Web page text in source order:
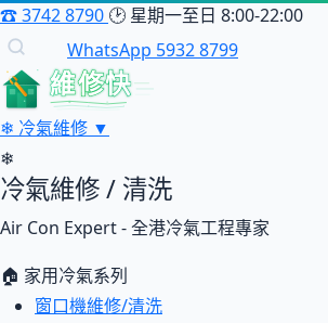
☎3742 8790 🕑 星期一至日 8:00-22:00
WhatsApp 5932 8799
維修快
❄ 冷氣維修 ▼
❄
冷氣維修 / 清洗
Air Con Expert - 全港冷氣工程專家
🏠 家用冷氣系列
窗口機維修/清洗